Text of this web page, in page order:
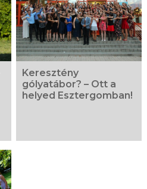
Keresztény
gólyatábor? – Ott a
helyed Esztergomban!